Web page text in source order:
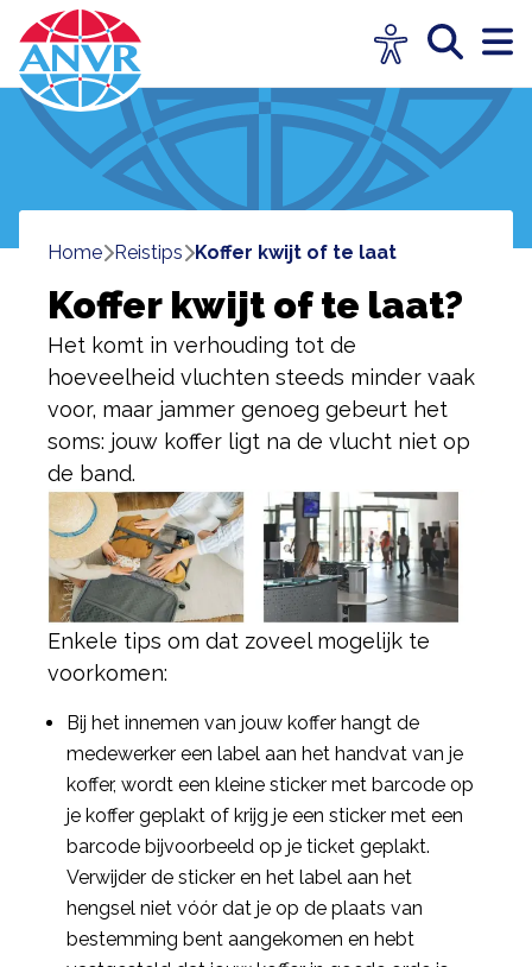
Home reistips koffer kwijt of te laat
Koffer kwijt of te laat?
Het komt in verhouding tot de
hoeveelheid vluchten steeds minder vaak
voor, maar jammer genoeg gebeurt het
soms: jouw koffer ligt na de vlucht niet op
de band.
Enkele tips om dat zoveel mogelijk te
voorkomen:
Bij het innemen van jouw koffer hangt de
medewerker een label aan het handvat van je
koffer, wordt een kleine sticker met barcode op
je koffer geplakt of krijg je een sticker met een
barcode bijvoorbeeld op je ticket geplakt.
Verwijder de sticker en het label aan het
hengsel niet vóór dat je op de plaats van
bestemming bent aangekomen en hebt